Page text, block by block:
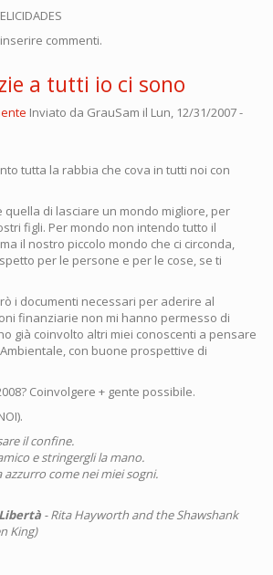
commenti.
a tutti io ci sono
Inviato da GrauSam il Lun, 12/31/2007 -
tutta la rabbia che cova in tutti noi con
quella di lasciare un mondo migliore, per
figli. Per mondo non intendo tutto il
il nostro piccolo mondo che ci circonda,
per le persone e per le cose, se ti
i documenti necessari per aderire al
finanziarie non mi hanno permesso di
già coinvolto altri miei conoscenti a pensare
Ambientale, con buone prospettive di
Coinvolgere + gente possibile.
il confine.
e stringergli la mano.
azzurro come nei miei sogni.
- Rita Hayworth and the Shawshank
King)